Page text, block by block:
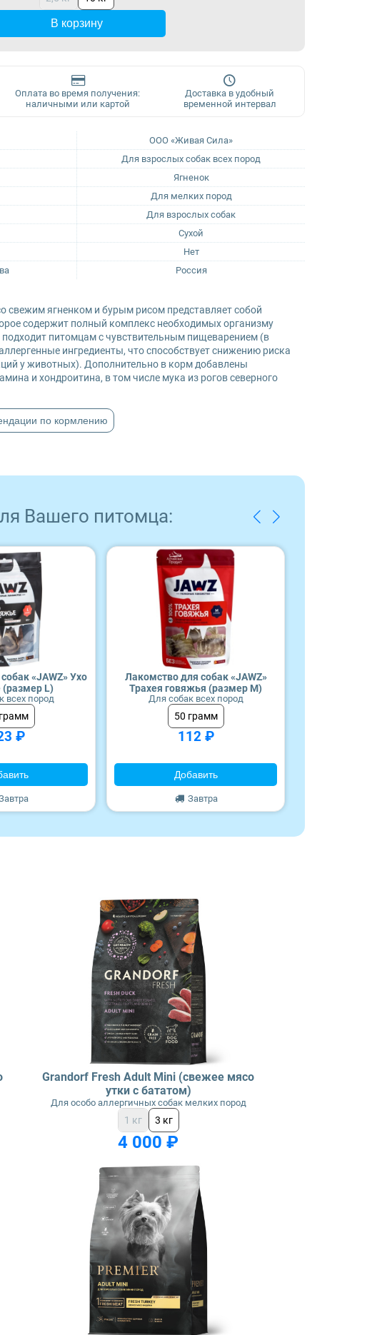
В корзину
Оплата во время получения:
наличными или картой
Доставка в удобный
временной интервал
ООО «Живая Сила»
Для взрослых собак всех пород
Ягненок
Для мелких пород
Для взрослых собак
Сухой
Нет
Россия
свежим ягненком и бурым рисом представляет собой
содержит полный комплекс необходимых организму
питомцам с чувствительным пищеварением (в
ингредиенты, что способствует снижению риска
у животных). Дополнительно в корм добавлены
и хондроитина, в том числе мука из рогов северного
по кормлению
Вашего питомца:
«JAWZ» Ухо
L)
всех пород
₽
Лакомство для собак «JAWZ»
Трахея говяжья (размер M)
Для собак всех пород
50 грамм
112 ₽
Добавить
Завтра
Grandorf Fresh Adult Mini (свежее мясо
утки с бататом)
Для особо аллергичных собак мелких пород
1 кг 3 кг
4 000 ₽